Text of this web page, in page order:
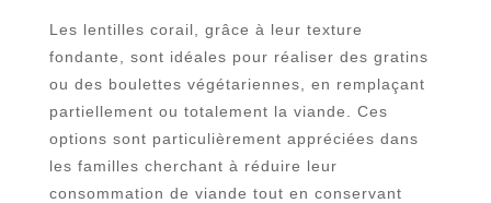
Les lentilles corail, grâce à leur texture
fondante, sont idéales pour réaliser des gratins
ou des boulettes végétariennes, en remplaçant
partiellement ou totalement la viande. Ces
options sont particulièrement appréciées dans
les familles cherchant à réduire leur
consommation de viande tout en conservant